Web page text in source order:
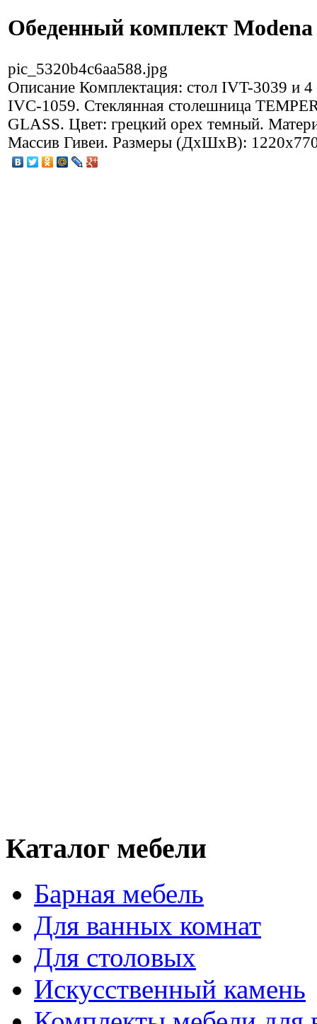
Обеденный комплект Modena
pic_5320b4c6aa588.jpg
Описание Комплектация: стол IVT-3039 и 4
IVC-1059. Стеклянная столешница
GLASS. Цвет: грецкий орех темный.
Массив Гивеи. Размеры (ДхШхВ):
Каталог мебели
Барная мебель
Для ванных комнат
Для столовых
Искусственный камень